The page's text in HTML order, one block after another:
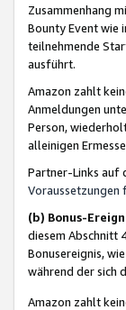
Zusammenhang mit
Bounty Event wie
teilnehmende
ausführt.
Amazon zahlt
Anmeldungen
Person,
alleinigen
Partner-Links auf
Voraussetzungen
(b) Bonus-
diesem Abschnitt
Bonusereignis,
während der sich
Amazon zahlt